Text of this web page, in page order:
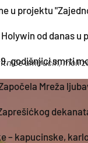
u projektu
od danas u
godišnjici smrti
Mreža
– kapucinske,
umirućih, moli